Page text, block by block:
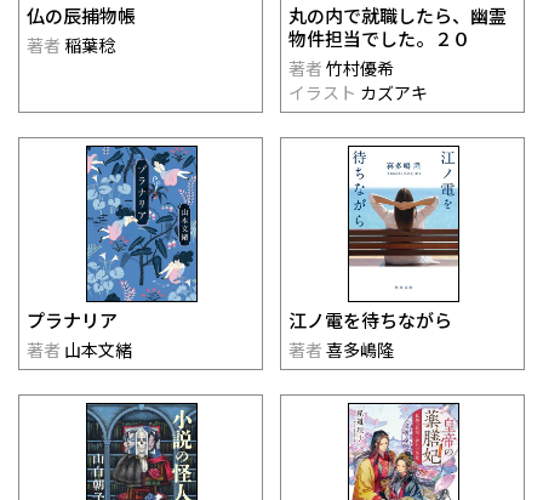
仏の辰捕物帳
著者 稲葉稔
丸の内で就職したら、幽霊
物件担当でした。２０
著者 竹村優希
イラスト カズアキ
プラナリア
著者 山本文緒
江ノ電を待ちながら
著者 喜多嶋隆